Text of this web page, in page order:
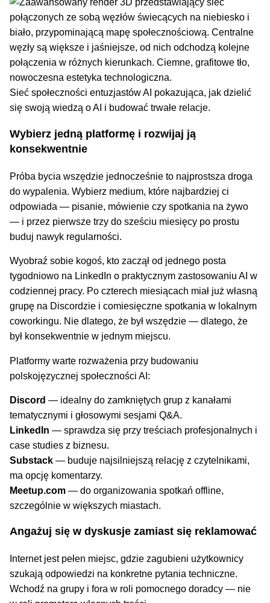
Sieć społeczności entuzjastów AI pokazująca, jak dzielić
się swoją wiedzą o AI i budować trwałe relacje.
Wybierz jedną platformę i rozwijaj ją
konsekwentnie
Próba bycia wszędzie jednocześnie to najprostsza droga
do wypalenia. Wybierz medium, które najbardziej ci
odpowiada — pisanie, mówienie czy spotkania na żywo
— i przez pierwsze trzy do sześciu miesięcy po prostu
buduj nawyk regularności.
Wyobraź sobie kogoś, kto zaczął od jednego posta
tygodniowo na LinkedIn o praktycznym zastosowaniu AI w
codziennej pracy. Po czterech miesiącach miał już własną
grupę na Discordzie i comiesięczne spotkania w lokalnym
coworkingu. Nie dlatego, że był wszędzie — dlatego, że
był konsekwentnie w jednym miejscu.
Platformy warte rozważenia przy budowaniu
polskojęzycznej społeczności AI:
Discord — idealny do zamkniętych grup z kanałami
tematycznymi i głosowymi sesjami Q&A.
LinkedIn — sprawdza się przy treściach profesjonalnych i
case studies z biznesu.
Substack — buduje najsilniejszą relację z czytelnikami,
ma opcję komentarzy.
Meetup.com — do organizowania spotkań offline,
szczególnie w większych miastach.
Angażuj się w dyskusje zamiast się reklamować
Internet jest pełen miejsc, gdzie zagubieni użytkownicy
szukają odpowiedzi na konkretne pytania techniczne.
Wchodź na grupy i fora w roli pomocnego doradcy — nie